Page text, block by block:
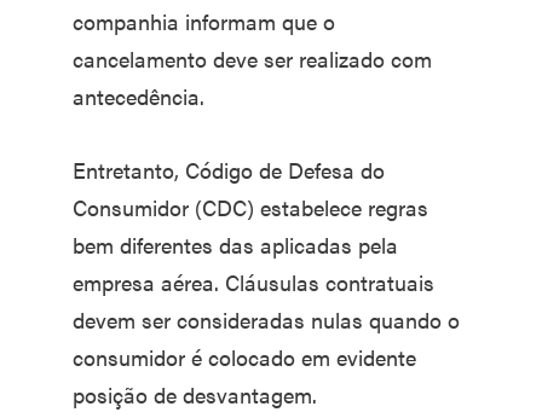
companhia informam que o
cancelamento deve ser realizado com
antecedência.
Entretanto, Código de Defesa do
Consumidor (CDC) estabelece regras
bem diferentes das aplicadas pela
empresa aérea. Cláusulas contratuais
devem ser consideradas nulas quando o
consumidor é colocado em evidente
posição de desvantagem.